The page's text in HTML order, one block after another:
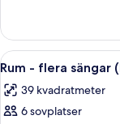
med
bäddsoffa
(High
Floor)
-
kingsize-
med
bäddsoffa
Öppna
alla
foton
för
9
Rum - flera sängar
39 kvadratmeter
6 sovplatser